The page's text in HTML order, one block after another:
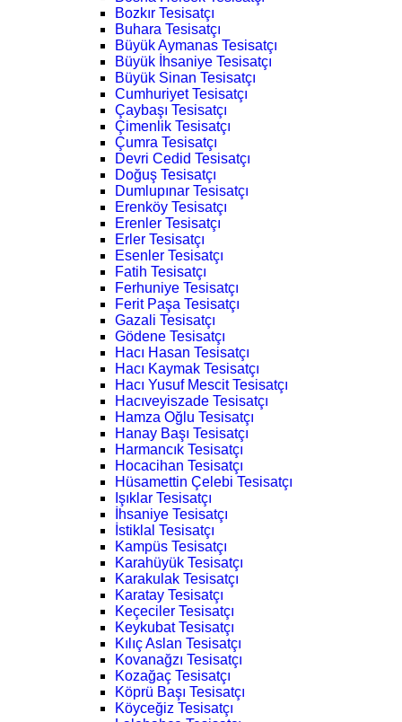
Bozkır Tesisatçı
Buhara Tesisatçı
Büyük Aymanas Tesisatçı
Büyük İhsaniye Tesisatçı
Büyük Sinan Tesisatçı
Cumhuriyet Tesisatçı
Çaybaşı Tesisatçı
Çimenlik Tesisatçı
Çumra Tesisatçı
Devri Cedid Tesisatçı
Doğuş Tesisatçı
Dumlupınar Tesisatçı
Erenköy Tesisatçı
Erenler Tesisatçı
Erler Tesisatçı
Esenler Tesisatçı
Fatih Tesisatçı
Ferhuniye Tesisatçı
Ferit Paşa Tesisatçı
Gazali Tesisatçı
Gödene Tesisatçı
Hacı Hasan Tesisatçı
Hacı Kaymak Tesisatçı
Hacı Yusuf Mescit Tesisatçı
Hacıveyiszade Tesisatçı
Hamza Oğlu Tesisatçı
Hanay Başı Tesisatçı
Harmancık Tesisatçı
Hocacihan Tesisatçı
Hüsamettin Çelebi Tesisatçı
Işıklar Tesisatçı
İhsaniye Tesisatçı
İstiklal Tesisatçı
Kampüs Tesisatçı
Karahüyük Tesisatçı
Karakulak Tesisatçı
Karatay Tesisatçı
Keçeciler Tesisatçı
Keykubat Tesisatçı
Kılıç Aslan Tesisatçı
Kovanağzı Tesisatçı
Kozağaç Tesisatçı
Köprü Başı Tesisatçı
Köyceğiz Tesisatçı